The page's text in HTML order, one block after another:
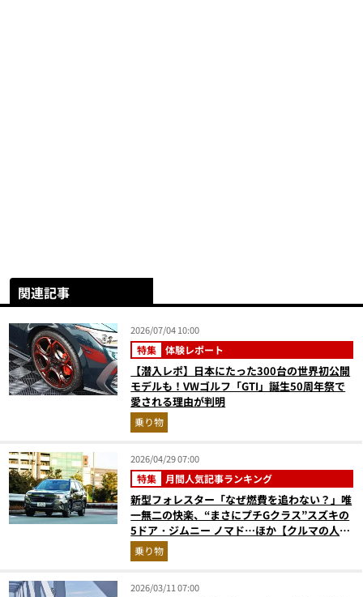
関連記事
2026/07/04 10:00
特集 体験レポート
【潜入レポ】日本にたった300台の世界初公開
モデルも！VWゴルフ「GTI」誕生50周年祭で
愛される理由が判明
乗り物
2026/04/29 07:00
特集 月間人気記事ランキング
新型フォレスター「なぜ燃費を追わない？」唯
一無二の快楽、“まさにプチGクラス”スズキの
5ドア・ジムニー ノマド…ほか【クルマの人気
記事ランキングベスト3】（2026年3月版）
乗り物
2026/03/11 07:00